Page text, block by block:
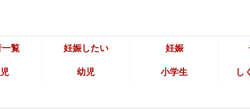
覧 妊娠したい 妊娠
幼児 小学生 し